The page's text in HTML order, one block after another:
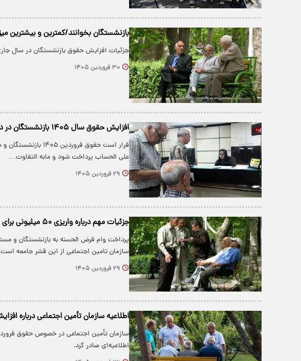
بازنشستگان بخوانند/کمترین و
جزئیات افزایش حقوق بازنشستگان در سال
۳۰ فروردین ۱۴۰۵
افزایش حقوق سال ۱۴۰۵ بازنشستگان در دریافتی فروردین اعمال می شود؟
قرار است حقوق
علی الحساب پرداخت شود و مابه التفاوت…
۲۹ فروردین ۱۴۰۵
جزئیات مهم درباره واریزی ۵۰ میلیونی برای بازنشستگان
پرداخت وام قرض الحسنه به بازنشستگان و
سازمان تامین اجتماعی از این قشر جامعه
۲۹ فروردین ۱۴۰۵
اطلاعیه سازمان تأمین اجتماعی درباره
سازمان تأمین اجتماعی در خصوص حقوق
اطلاعیه‌ای صادر کرد.